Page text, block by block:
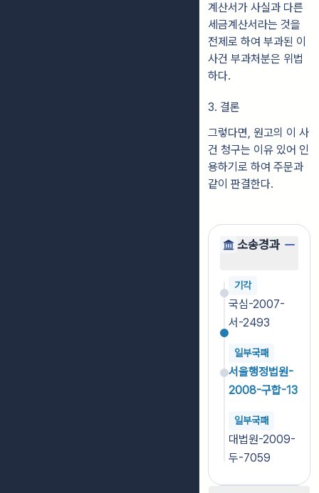
계산서가 사실과 다른
세금계산서라는 것을
전제로 하여 부과된 이
사건 부과처분은 위법
하다.
3. 결론
그렇다면, 원고의 이 사
건 청구는 이유 있어 인
용하기로 하여 주문과
같이 판결한다.
소송경과
기각
국심-2007-
서-2493
일부국패
서울행정법원-
2008-구합-13
일부국패
대법원-2009-
두-7059